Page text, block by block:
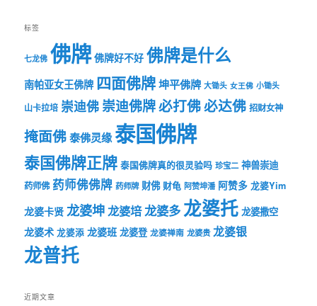
标签
七龙佛 佛牌 佛牌好不好 佛牌是什么
南帕亚女王佛牌 四面佛牌坤平佛牌 大锄头 女王佛 小锄头
山卡拉培 崇迪佛崇迪佛牌必打佛必达佛 招财女神
掩面佛泰佛灵缘泰国佛牌
泰国佛牌正牌 泰国佛牌真的很灵验吗 珍宝二 神兽崇迪
药师佛 药师佛佛牌 药师牌 财佛 财龟 阿赞坤潘 阿赞多 龙婆Yim
龙婆卡贤 龙婆坤龙婆培 龙婆多龙婆托 龙婆撒空
龙婆术 龙婆添 龙婆班 龙婆登 龙婆禅南 龙婆贵 龙婆银
龙普托
近期文章